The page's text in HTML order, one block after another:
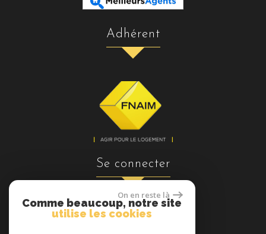
adhérent
se connecter
On en reste là
Comme beaucoup, notre site
utilise les cookies